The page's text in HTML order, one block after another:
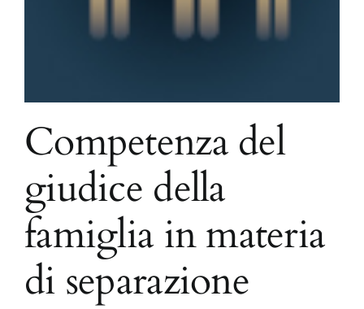
Competenza del
giudice della
famiglia in materia
di separazione